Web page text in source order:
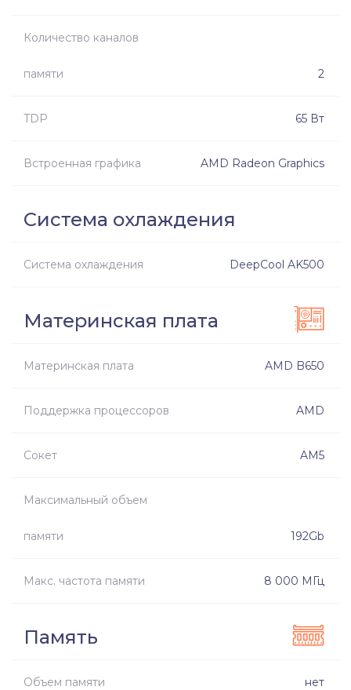
Количество каналов
памяти 2
TDP 65 Вт
Встроенная графика AMD Radeon Graphics
Система охлаждения
Система охлаждения DeepCool AK500
Материнская плата
Материнская плата AMD B650
Поддержка процессоров AMD
Сокет AM5
Максимальный объем
памяти 192Gb
Макс. частота памяти 8 000 МГц
Память
Объем памяти нет